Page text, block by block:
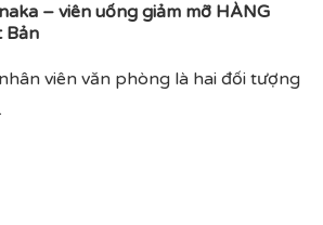
– viên uống giảm mỡ HÀNG
Bản
viên văn phòng là hai đối tượng